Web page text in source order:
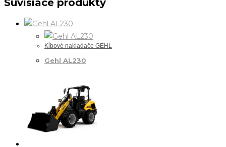
Kĺbové nakladače GEHL
Gehl AL230